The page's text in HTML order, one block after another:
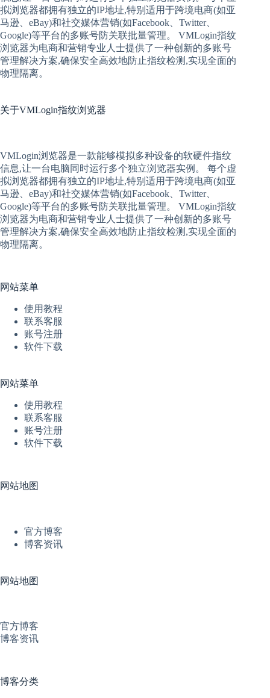
拟浏览器都拥有独立的IP地址,特别适用于跨境电商(如亚
马逊、eBay)和社交媒体营销(如Facebook、Twitter、
Google)等平台的多账号防关联批量管理。 VMLogin指纹
浏览器为电商和营销专业人士提供了一种创新的多账号
管理解决方案,确保安全高效地防止指纹检测,实现全面的
物理隔离。
关于VMLogin指纹浏览器
VMLogin浏览器是一款能够模拟多种设备的软硬件指纹
信息,让一台电脑同时运行多个独立浏览器实例。 每个虚
拟浏览器都拥有独立的IP地址,特别适用于跨境电商(如亚
马逊、eBay)和社交媒体营销(如Facebook、Twitter、
Google)等平台的多账号防关联批量管理。 VMLogin指纹
浏览器为电商和营销专业人士提供了一种创新的多账号
管理解决方案,确保安全高效地防止指纹检测,实现全面的
物理隔离。
网站菜单
使用教程
联系客服
账号注册
软件下载
网站菜单
使用教程
联系客服
账号注册
软件下载
网站地图
官方博客
博客资讯
网站地图
官方博客
博客资讯
博客分类